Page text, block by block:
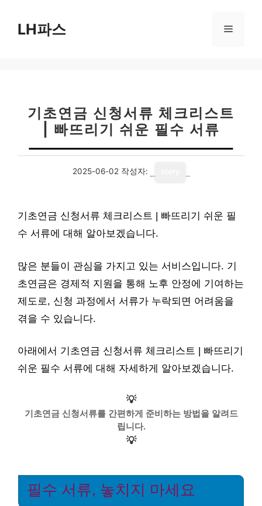
LH파스 메
기초연금 신청서류 체크리스트
| 빠뜨리기 쉬운 필수 서류
2025-06-02 작성자:
기초연금 신청서류 체크리스트 | 빠뜨리기 쉬운 필
수 서류에 대해 알아보겠습니다.
많은 분들이 관심을 가지고 있는 서비스입니다. 기
초연금은 경제적 지원을 통해 노후 안정에 기여하는
제도로, 신청 과정에서 서류가 누락되면 어려움을
겪을 수 있습니다.
아래에서 기초연금 신청서류 체크리스트 | 빠뜨리기
쉬운 필수 서류에 대해 자세하게 알아보겠습니다.
💡
기초연금 신청서류를 간편하게 준비하는 방법을 알려드
립니다.
💡
필수 서류, 놓치지 마세요